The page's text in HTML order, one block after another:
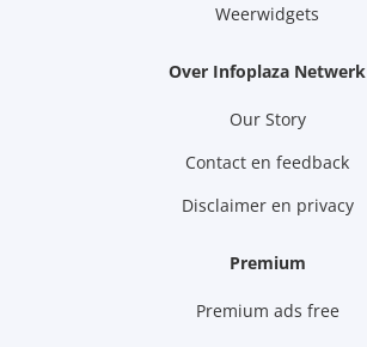
Weerwidgets
Over Infoplaza Netwerk
Our Story
Contact en feedback
Disclaimer en privacy
Premium
Premium ads free